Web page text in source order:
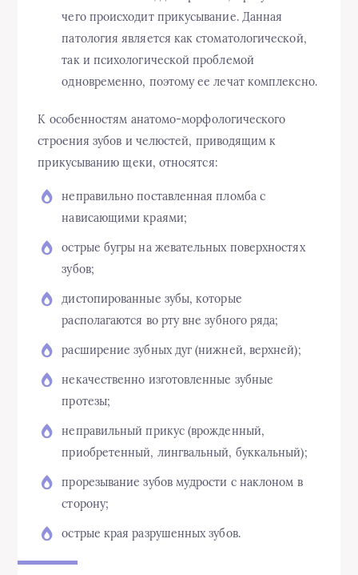
чего происходит прикусывание. Данная
патология является как стоматологической,
так и психологической проблемой
одновременно, поэтому ее лечат комплексно.
К особенностям анатомо-морфологического
строения зубов и челюстей, приводящим к
прикусыванию щеки, относятся:
неправильно поставленная пломба с
нависающими краями;
острые бугры на жевательных поверхностях
зубов;
дистопированные зубы, которые
располагаются во рту вне зубного ряда;
расширение зубных дуг (нижней, верхней);
некачественно изготовленные зубные
протезы;
неправильный прикус (врожденный,
приобретенный, лингвальный, буккальный);
прорезывание зубов мудрости с наклоном в
сторону;
острые края разрушенных зубов.